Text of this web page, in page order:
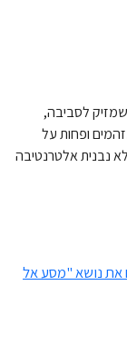
לסביבה,
ופחות על
נבנית אלטרנטיבה